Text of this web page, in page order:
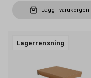
Lägg i varukorgen
Lagerrensning